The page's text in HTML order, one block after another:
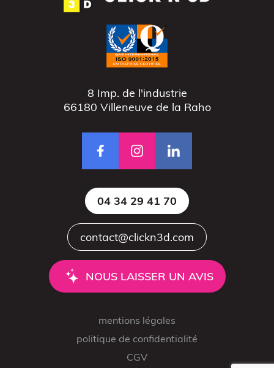
ATELIERS & ÉVÈNEMENTS
Figurine bobble head
Atelier découverte
8 Imp. de l'industrie
66180 Villeneuve de la Raho
04 34 29 41 70
contact@clickn3d.com
NOUS LAISSER UN AVIS
mentions légales
politique de confidentialité
CGV